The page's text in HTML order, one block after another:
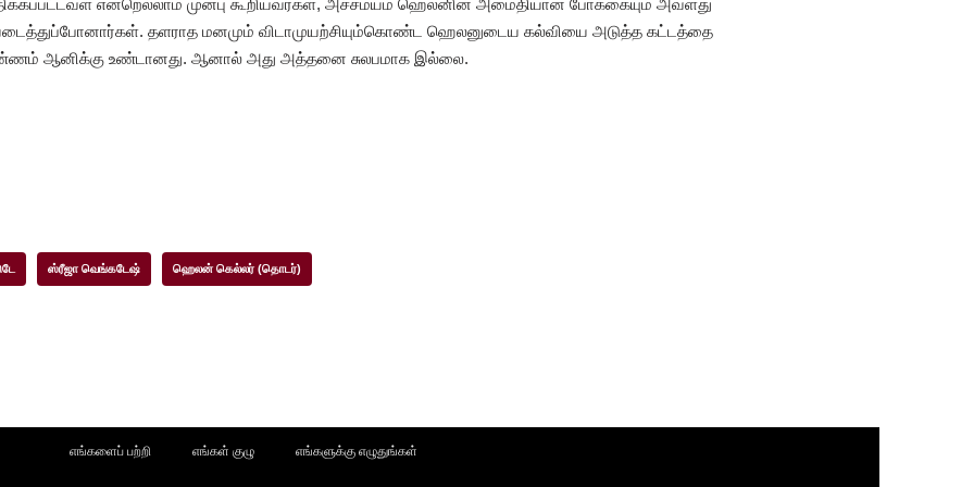
என்றெல்லாம் முன்பு கூறியவர்கள், அச்சமயம் ஹெலனின் அமைதியான போக்கையும் அவளது
தளராத மனமும் விடாமுயற்சியும்கொண்ட ஹெலனுடைய கல்வியை அடுத்த கட்டத்தை
ஆனிக்கு உண்டானது. ஆனால் அது அத்தனை சுலபமாக இல்லை.
ஸ்ரீஜா வெங்கடேஷ் ஹெலன் கெல்லர் (தொடர்)
எங்களைப் பற்றி எங்கள் குழு எங்களுக்கு எழுதுங்கள்